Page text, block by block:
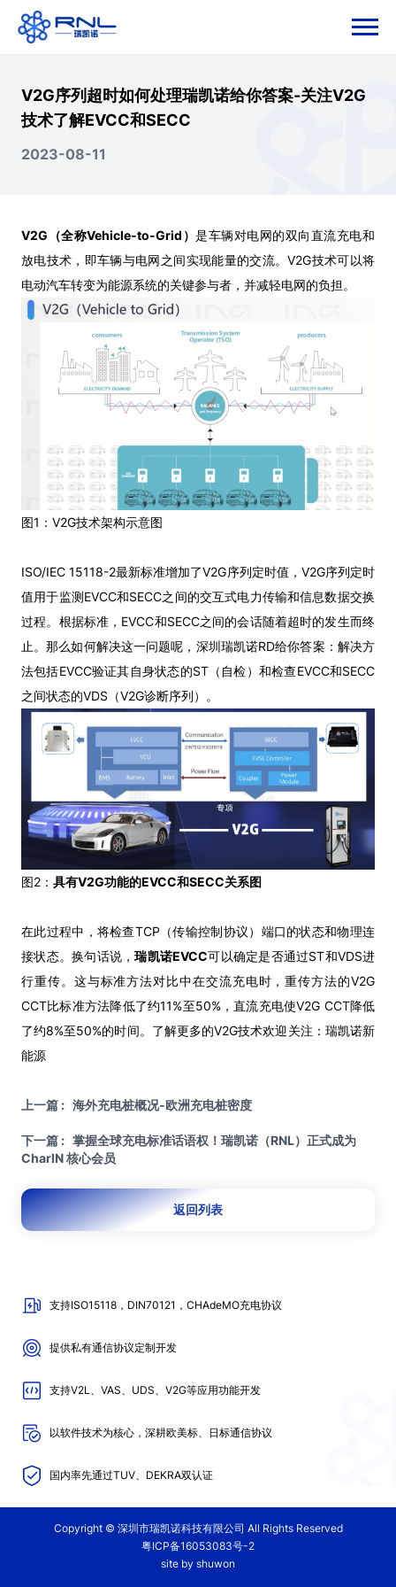
V2G序列超时如何处理瑞凯诺给你答案-关注V2G
技术了解EVCC和SECC
2023-08-11
V2G（全称Vehicle-to-Grid）是车辆对电网的双向直流充电和
放电技术，即车辆与电网之间实现能量的交流。V2G技术可以将
电动汽车转变为能源系统的关键参与者，并减轻电网的负担。
图1：V2G技术架构示意图
ISO/IEC 15118-2最新标准增加了V2G序列定时值，V2G序列定时
值用于监测EVCC和SECC之间的交互式电力传输和信息数据交换
过程。根据标准，EVCC和SECC之间的会话随着超时的发生而终
止。那么如何解决这一问题呢，深圳瑞凯诺RD给你答案：解决方
法包括EVCC验证其自身状态的ST（自检）和检查EVCC和SECC
之间状态的VDS（V2G诊断序列）。
图2： 具有V2G功能的EVCC和SECC关系图
在此过程中，将检查TCP（传输控制协议）端口的状态和物理连
接状态。换句话说，瑞凯诺EVCC可以确定是否通过ST和VDS进
行重传。这与标准方法对比中在交流充电时，重传方法的V2G
CCT比标准方法降低了约11%至50%，直流充电使V2G CCT降低
了约8%至50%的时间。了解更多的V2G技术欢迎关注：瑞凯诺新
能源
上一篇 : 海外充电桩概况-欧洲充电桩密度
下一篇 : 掌握全球充电标准话语权！瑞凯诺（RNL）正式成为
CharIN 核心会员
返回列表
支持ISO15118，DIN70121，CHAdeMO充电协议
提供私有通信协议定制开发
支持V2L、VAS、UDS、V2G等应用功能开发
以软件技术为核心，深耕欧美标、日标通信协议
国内率先通过TUV、DEKRA双认证
Copyright © 深圳市瑞凯诺科技有限公司 All Rights Reserved
粤ICP备16053083号-2
site by shuwon